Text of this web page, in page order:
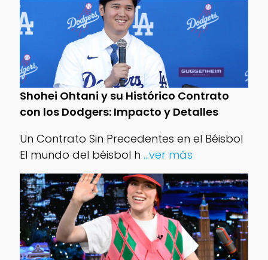
Shohei Ohtani y su Histórico Contrato
con los Dodgers: Impacto y Detalles
Un Contrato Sin Precedentes en el Béisbol
El mundo del béisbol h ...ver más